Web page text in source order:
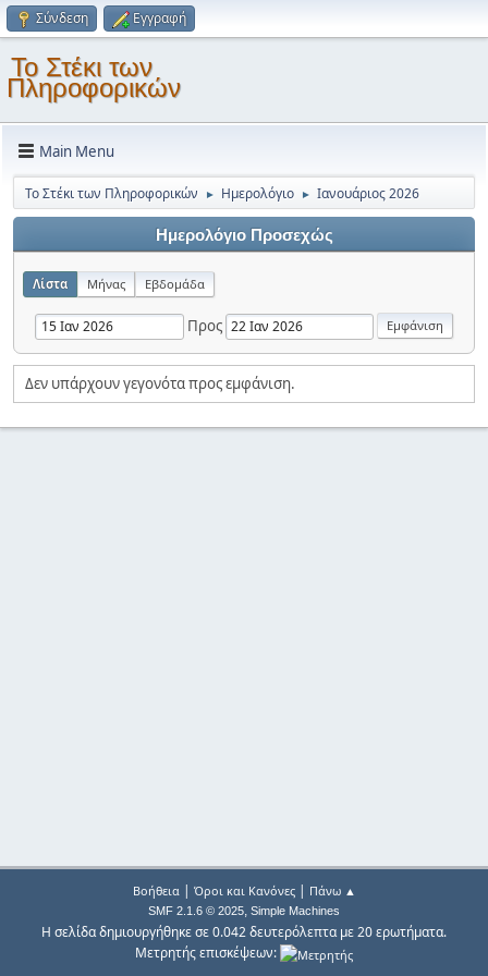
Σύνδεση Εγγραφή
Το Στέκι των
Πληροφορικών
Main Menu
Το Στέκι των Πληροφορικών ► Ημερολόγιο ► Ιανουάριος 2026
Ημερολόγιο Προσεχώς
Λίστα Μήνας Εβδομάδα
Προς
Δεν υπάρχουν γεγονότα προς εμφάνιση.
Βοήθεια| Όροι και Κανόνες| Πάνω ▲
SMF 2.1.6 © 2025, Simple Machines
Η σελίδα δημιουργήθηκε σε 0.042 δευτερόλεπτα με 20 ερωτήματα.
Μετρητής επισκέψεων: